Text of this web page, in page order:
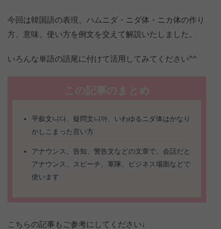
今回は韓国語の表現、ハムニダ・ニダ体・ニカ体の作り
方、意味、使い方を例文を交えて解説いたしました。
いろんな単語の語尾に付けて活用してみてください^^
この記事のまとめ
平叙文니다、疑問文니까、いわゆるニダ体はかなり
かしこまった言い方
アナウンス、告知、警告文などの文章で、会話だと
アナウンス、スピーチ、軍隊、ビジネス場面などで
使います
こちらの記事もご参考にしてください↓